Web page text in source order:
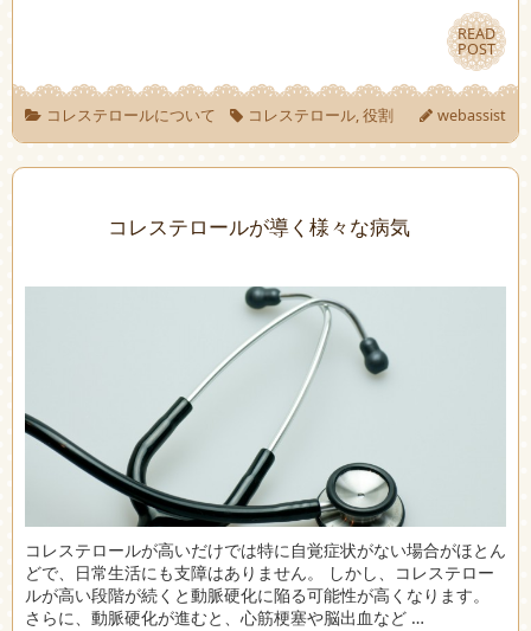
READ
POST
READ
POST
コレステロールについて コレステロール,役割 webassist
コレステロールが導く様々な病気
コレステロールが高いだけでは特に自覚症状がない場合がほとん
どで、日常生活にも支障はありません。 しかし、コレステロー
ルが高い段階が続くと動脈硬化に陥る可能性が高くなります。
さらに、動脈硬化が進むと、心筋梗塞や脳出血など …